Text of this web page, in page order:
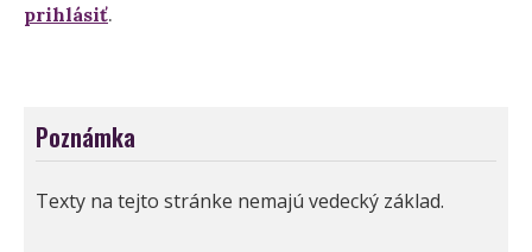
prihlásiť.
Poznámka
Texty na tejto stránke nemajú vedecký základ.